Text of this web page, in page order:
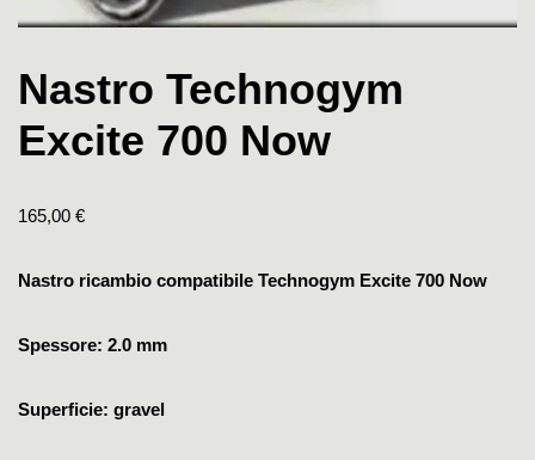
Nastro Technogym
Excite 700 Now
165,00 €
Nastro ricambio compatibile Technogym Excite 700 Now
Spessore: 2.0 mm
Superficie: gravel